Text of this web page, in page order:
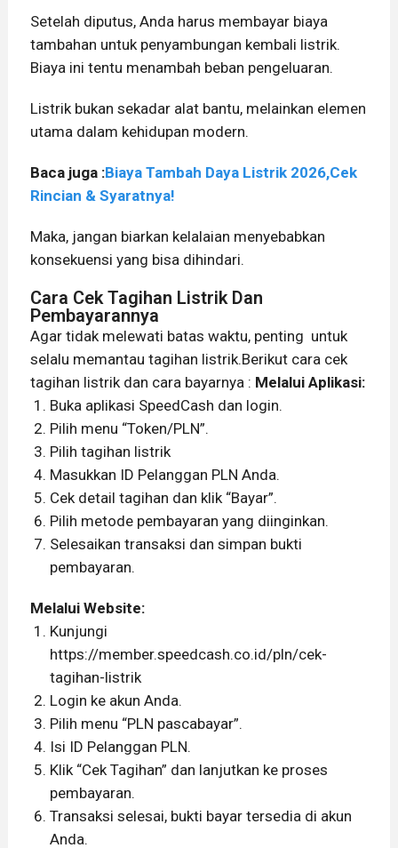
Setelah diputus, Anda harus membayar biaya
tambahan untuk penyambungan kembali listrik.
Biaya ini tentu menambah beban pengeluaran.
Listrik bukan sekadar alat bantu, melainkan elemen
utama dalam kehidupan modern.
Baca juga :Biaya Tambah Daya Listrik 2026,Cek
Rincian & Syaratnya!
Maka, jangan biarkan kelalaian menyebabkan
konsekuensi yang bisa dihindari.
Cara Cek Tagihan Listrik Dan
Pembayarannya
Agar tidak melewati batas waktu, penting untuk
selalu memantau tagihan listrik.Berikut cara cek
tagihan listrik dan cara bayarnya : Melalui Aplikasi:
Buka aplikasi SpeedCash dan login.
Pilih menu “Token/PLN”.
Pilih tagihan listrik
Masukkan ID Pelanggan PLN Anda.
Cek detail tagihan dan klik “Bayar”.
Pilih metode pembayaran yang diinginkan.
Selesaikan transaksi dan simpan bukti
pembayaran.
Melalui Website:
Kunjungi
https://member.speedcash.co.id/pln/cek-
tagihan-listrik
Login ke akun Anda.
Pilih menu “PLN pascabayar”.
Isi ID Pelanggan PLN.
Klik “Cek Tagihan” dan lanjutkan ke proses
pembayaran.
Transaksi selesai, bukti bayar tersedia di akun
Anda.